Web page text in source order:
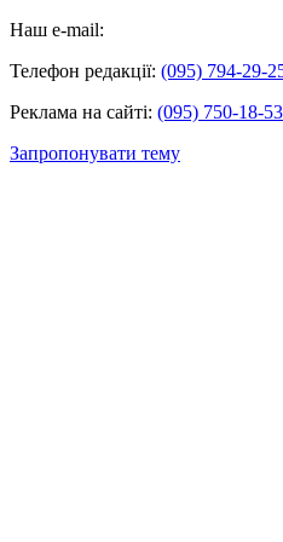
Наш e-mail:
Телефон редакції: (095) 794-29-
Реклама на сайті: (095) 750-18-53
Запропонувати тему